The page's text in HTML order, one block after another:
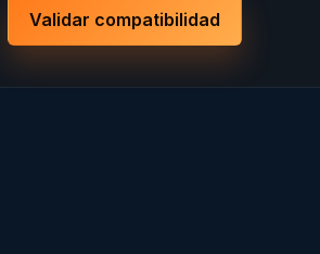
Validar compatibilidad